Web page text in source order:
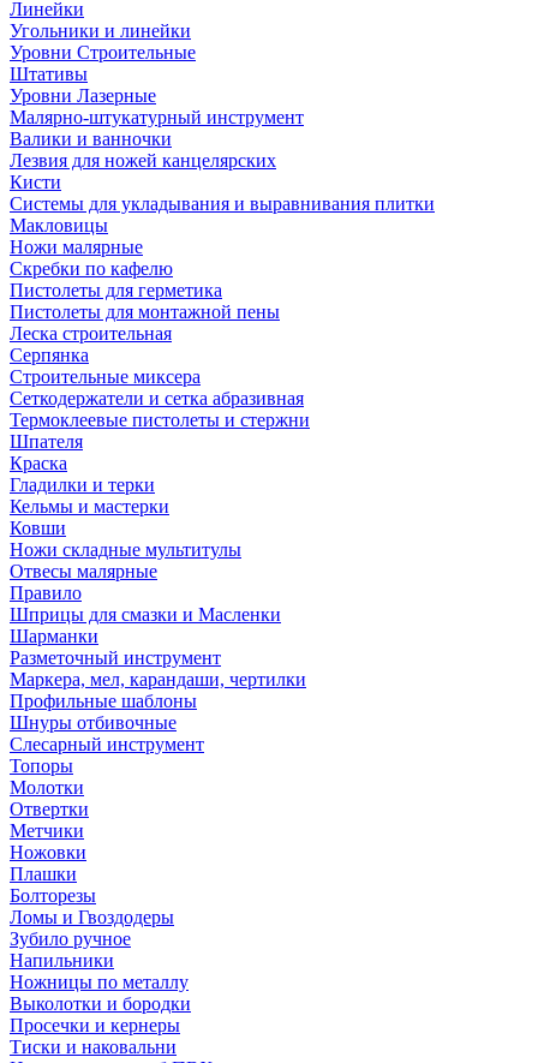
Линейки
Угольники и линейки
Уровни Строительные
Штативы
Уровни Лазерные
Малярно-штукатурный инструмент
Валики и ванночки
Лезвия для ножей канцелярских
Кисти
Системы для укладывания и выравнивания плитки
Макловицы
Ножи малярные
Скребки по кафелю
Пистолеты для герметика
Пистолеты для монтажной пены
Леска строительная
Серпянка
Строительные миксера
Сеткодержатели и сетка абразивная
Термоклеевые пистолеты и стержни
Шпателя
Краска
Гладилки и терки
Кельмы и мастерки
Ковши
Ножи складные мультитулы
Отвесы малярные
Правило
Шприцы для смазки и Масленки
Шарманки
Разметочный инструмент
Маркера, мел, карандаши, чертилки
Профильные шаблоны
Шнуры отбивочные
Слесарный инструмент
Топоры
Молотки
Отвертки
Метчики
Ножовки
Плашки
Болторезы
Ломы и Гвоздодеры
Зубило ручное
Напильники
Ножницы по металлу
Выколотки и бородки
Просечки и кернеры
Тиски и наковальни